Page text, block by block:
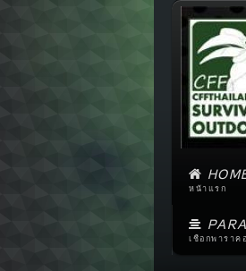
หน้าแรก
เชือกพาราค